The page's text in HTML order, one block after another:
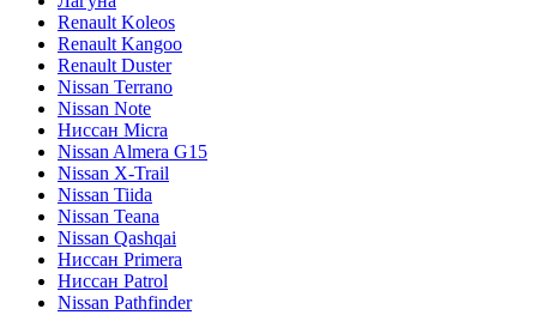
Renault Koleos
Renault Kangoo
Renault Duster
Nissan Terrano
Nissan Note
Ниссан Micra
Nissan Almera G15
Nissan X-Trail
Nissan Tiida
Nissan Teana
Nissan Qashqai
Ниссан Primera
Ниссан Patrol
Nissan Pathfinder